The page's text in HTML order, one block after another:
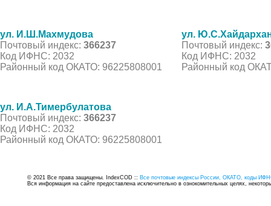
ул. И.Ш.Махмудова
Почтовый индекс: 366237
Код ИФНС: 2032
Районный код ОКАТО: 96225808001
ул.
Почтовый индекс:
Код ИФНС: 2032
Районный код
ул. И.А.Тимербулатова
Почтовый индекс: 366237
Код ИФНС: 2032
Районный код ОКАТО: 96225808001
© 2021 Все права защищены. IndexCOD :: Все почтовые индексы России, ОКАТО, коды
Вся информация на сайте предоставлена исключительно в ознокомительных целях,